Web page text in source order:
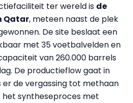
ter wereld is de
Qatar, meteen naast de plek
De site beslaat een
met 35 voetbalvelden en
van 260.000 barrels
De productieflow gaat in
er de vergassing tot methaan
het syntheseproces met